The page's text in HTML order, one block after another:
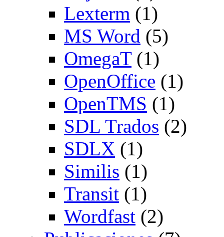
Lexterm (1)
MS Word (5)
OmegaT(1)
OpenOffice (1)
OpenTMS (1)
SDL Trados (2)
SDLX (1)
Similis (1)
Transit (1)
Wordfast (2)